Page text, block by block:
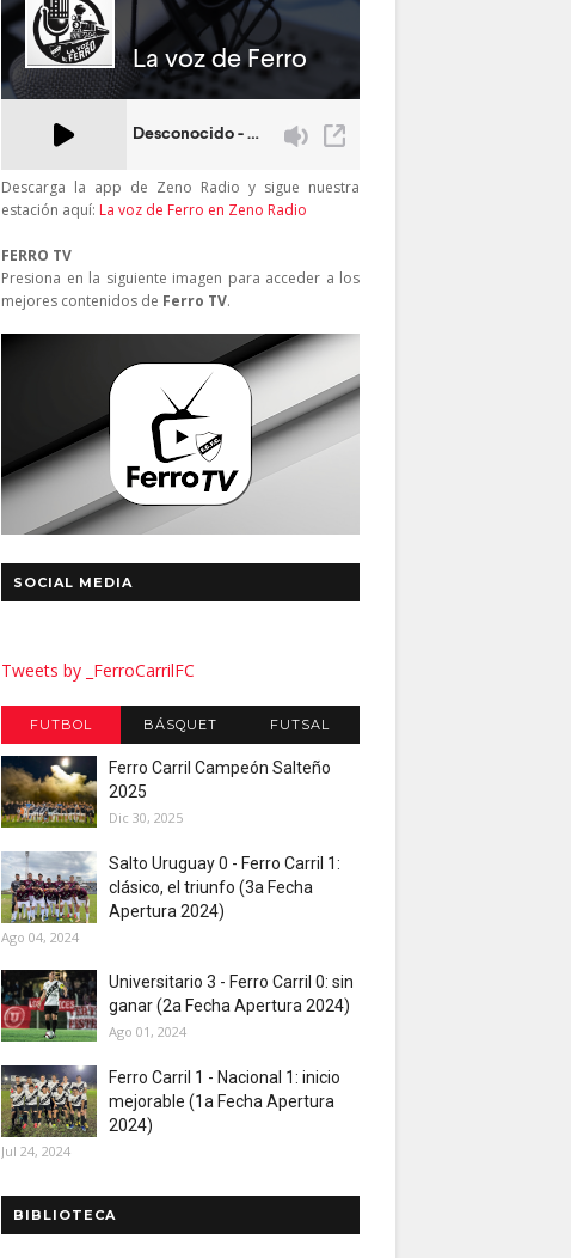
Descarga la app de Zeno Radio y sigue nuestra
estación aquí: La voz de Ferro en Zeno Radio
FERRO TV
Presiona en la siguiente imagen para acceder a los
mejores contenidos de Ferro TV.
SOCIAL MEDIA
Tweets by _FerroCarrilFC
FUTBOL BÁSQUET FUTSAL
Ferro Carril Campeón Salteño
2025
Dic 30, 2025
Salto Uruguay 0 - Ferro Carril 1:
clásico, el triunfo (3a Fecha
Apertura 2024)
Ago 04, 2024
Universitario 3 - Ferro Carril 0: sin
ganar (2a Fecha Apertura 2024)
Ago 01, 2024
Ferro Carril 1 - Nacional 1: inicio
mejorable (1a Fecha Apertura
2024)
Jul 24, 2024
BIBLIOTECA